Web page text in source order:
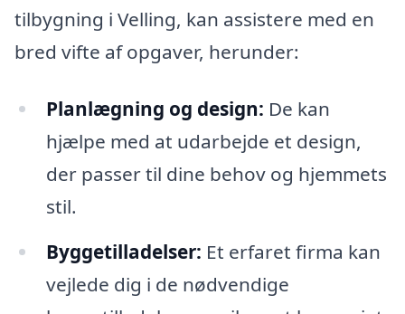
tilbygning i Velling, kan assistere med en
bred vifte af opgaver, herunder:
Planlægning og design: De kan
hjælpe med at udarbejde et design,
der passer til dine behov og hjemmets
stil.
Byggetilladelser: Et erfaret firma kan
vejlede dig i de nødvendige